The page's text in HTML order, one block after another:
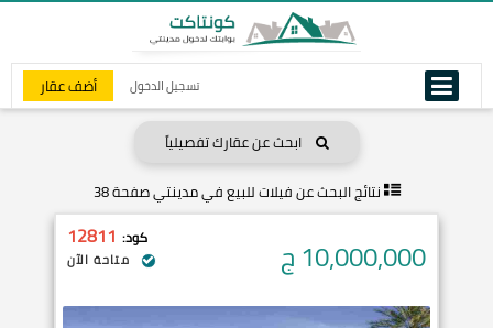
تسجيل الدخول أضف عقار
ابحث عن عقارك تفصيلياً
نتائج البحث عنفيلات للبيع في مدينتي صفحة 38
10,000,000ج كود: 12811
متاحة الآن